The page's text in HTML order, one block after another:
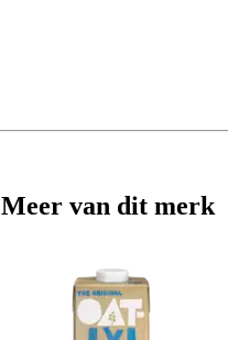
Meer van dit merk